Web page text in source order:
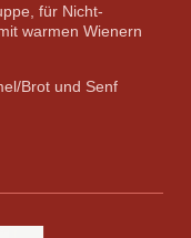
für Nicht-
warmen Wienern
Brot und Senf